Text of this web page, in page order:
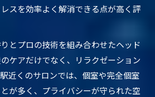
スを効率よく解消できる点が高く評
とプロの技術を組み合わせたヘッド
ケアだけでなく、リラクゼーション
近くのサロンでは、個室や完全個室
が多く、プライバシーが守られた空